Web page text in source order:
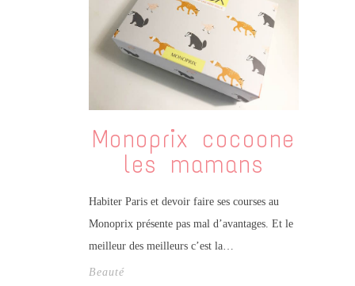
Monoprix cocoone
les mamans
Habiter Paris et devoir faire ses courses au
Monoprix présente pas mal d’avantages. Et le
meilleur des meilleurs c’est la…
Beauté